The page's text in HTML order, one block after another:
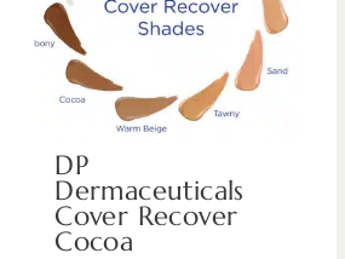
DP
Dermaceuticals
Cover Recover
Cocoa